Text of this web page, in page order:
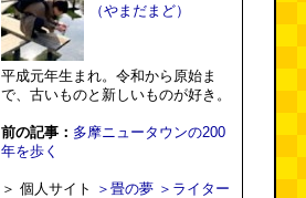
（やまだまど）
平成元年生まれ。令和から原始ま
で、古いものと新しいものが好き。
前の記事： 多摩ニュータウンの200
年を歩く
＞ 個人サイト ＞畳の夢 ＞ライター